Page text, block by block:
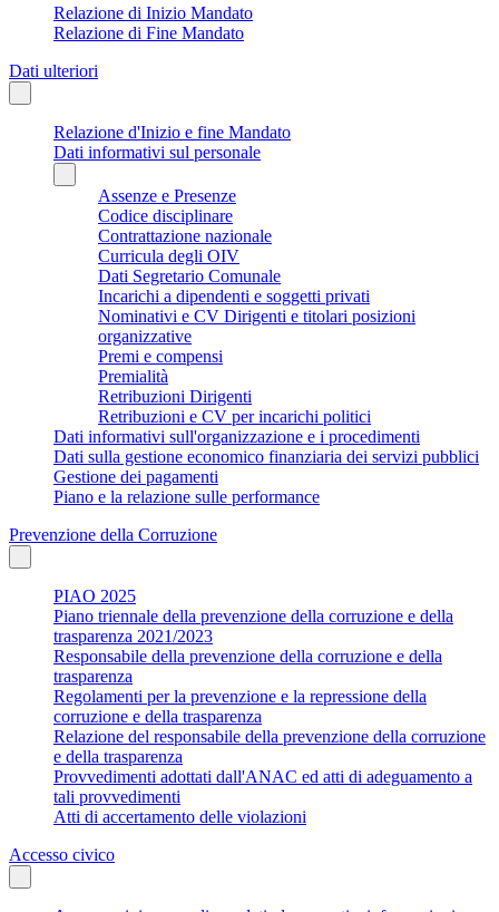
Relazione di Inizio Mandato
Relazione di Fine Mandato
Dati ulteriori
Relazione d'Inizio e fine Mandato
Dati informativi sul personale
Assenze e Presenze
Codice disciplinare
Contrattazione nazionale
Curricula degli OIV
Dati Segretario Comunale
Incarichi a dipendenti e soggetti privati
Nominativi e CV Dirigenti e titolari posizioni
organizzative
Premi e compensi
Premialità
Retribuzioni Dirigenti
Retribuzioni e CV per incarichi politici
Dati informativi sull'organizzazione e i procedimenti
Dati sulla gestione economico finanziaria dei servizi pubblici
Gestione dei pagamenti
Piano e la relazione sulle performance
Prevenzione della Corruzione
PIAO 2025
Piano triennale della prevenzione della corruzione e della
trasparenza 2021/2023
Responsabile della prevenzione della corruzione e della
trasparenza
Regolamenti per la prevenzione e la repressione della
corruzione e della trasparenza
Relazione del responsabile della prevenzione della corruzione
e della trasparenza
Provvedimenti adottati dall'ANAC ed atti di adeguamento a
tali provvedimenti
Atti di accertamento delle violazioni
Accesso civico